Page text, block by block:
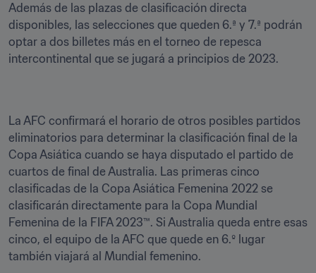
Además de las plazas de clasificación directa
disponibles, las selecciones que queden 6.ª y 7.ª podrán
optar a dos billetes más en el torneo de repesca
La AFC confirmará el horario de otros posibles partidos
eliminatorios para determinar la clasificación final de la
Copa Asiática cuando se haya disputado el partido de
cuartos de final de Australia. Las primeras cinco
clasificadas de la Copa Asiática Femenina 2022 se
clasificarán directamente para la Copa Mundial
Femenina de la FIFA 2023™. Si Australia queda entre esas
cinco, el equipo de la AFC que quede en 6.º lugar
también viajará al Mundial femenino.